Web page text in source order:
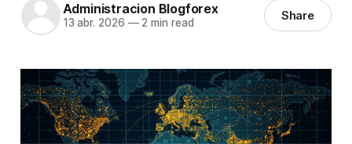
Administracion Blogforex
13 abr. 2026 —2 min read Share